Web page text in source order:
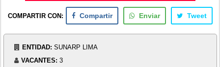
COMPARTIR CON: Compartir Enviar Tweet
ENTIDAD: SUNARP LIMA
VACANTES: 3